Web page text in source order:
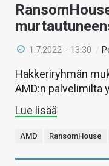
1.7.2022 - 13:30 /
Hakkeriryhmän
AMD:n palvelimilta
Lue lisää
AMD RansomHouse